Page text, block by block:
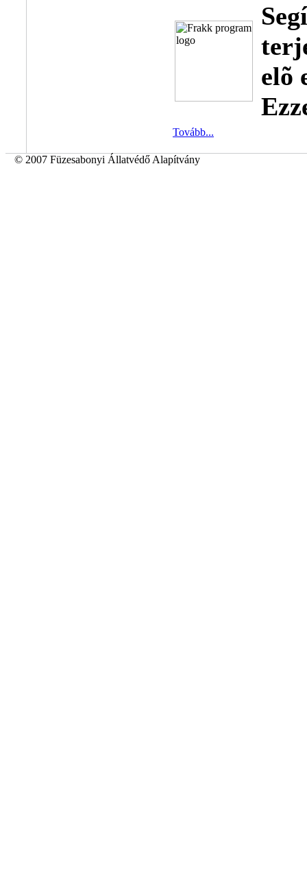
elõ
Tovább...
© 2007 Füzesabonyi Állatvédő Alapítvány